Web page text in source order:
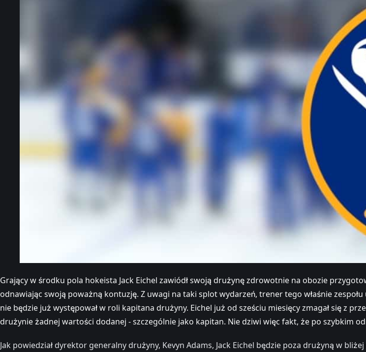
Grający w środku pola hokeista Jack Eichel zawiódł swoją drużynę zdrowotnie na obozie
odnawiając swoją poważną kontuzję. Z uwagi na taki splot wydarzeń, trener tego właśnie
nie będzie już występował w roli kapitana drużyny. Eichel już od sześciu miesięcy zmagał się z
drużynie żadnej wartości dodanej - szczególnie jako kapitan. Nie dziwi więc fakt, że po szybkim
Jak powiedział dyrektor generalny drużyny, Kevyn Adams, Jack Eichel będzie poza drużyną w